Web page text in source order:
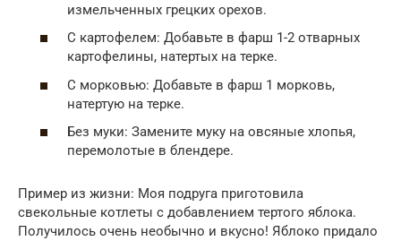
измельченных грецких орехов.
С картофелем: Добавьте в фарш 1-2 отварных
картофелины, натертых на терке.
С морковью: Добавьте в фарш 1 морковь,
натертую на терке.
Без муки: Замените муку на овсяные хлопья,
перемолотые в блендере.
Пример из жизни: Моя подруга приготовила
свекольные котлеты с добавлением тертого яблока.
Получилось очень необычно и вкусно! Яблоко придало